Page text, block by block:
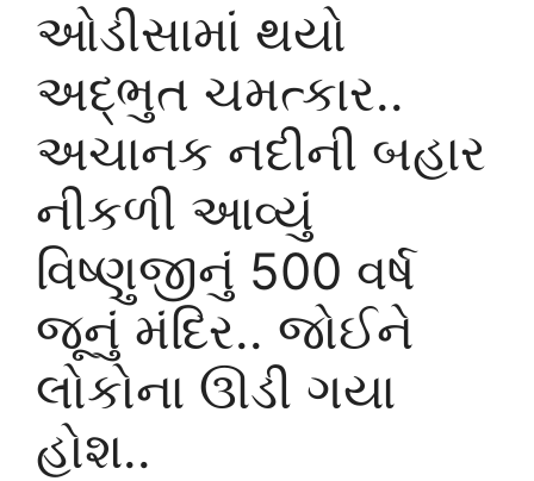
ઓડીસામાં થયો
અદ્ભુત ચમત્કાર..
અચાનક નદીની બહાર
નીકળી આવ્યું
વિષ્ણુજીનું 500 વર્ષ
જૂનું મંદિર.. જોઈને
લોકોના ઊડી ગયા
હોશ..